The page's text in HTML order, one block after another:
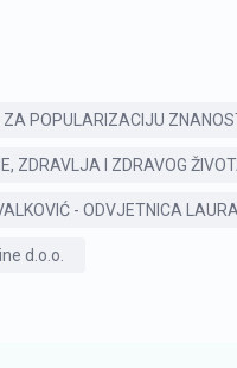
ZA POPULARIZACIJU
ZDRAVLJA I ZDRAVOG
- ODVJETNICA
d.o.o.